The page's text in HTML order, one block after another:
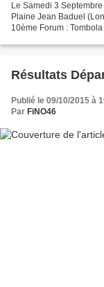
Le Samedi 3
Plaine Jean Baduel
10ème Forum :
Résultats
Publié le 09/10/2015 à
Par FiNO46